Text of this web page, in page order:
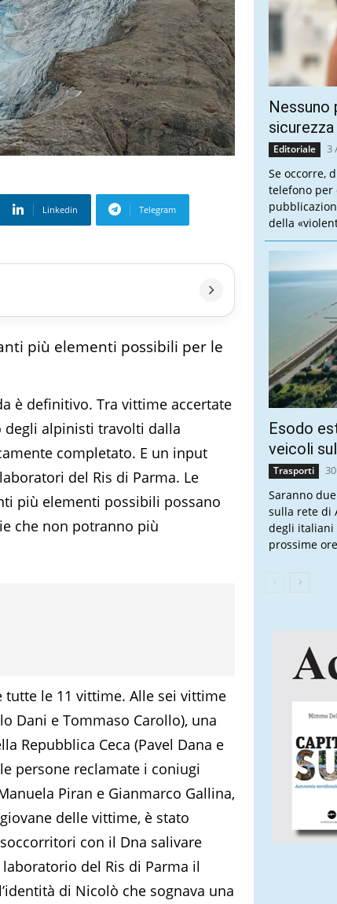
Linkedin Telegram
più elementi possibili per le
è definitivo. Tra vittime accertate
degli alpinisti travolti dalla
completato. E un input
del Ris di Parma. Le
più elementi possibili possano
che non potranno più
le 11 vittime. Alle sei vittime
Dani e Tommaso Carollo), una
Repubblica Ceca (Pavel Dana e
persone reclamate i coniugi
Piran e Gianmarco Gallina,
delle vittime, è stato
con il Dna salivare
del Ris di Parma il
di Nicolò che sognava una
Nessuno
Editoriale 3
Se occorre,
telefono per
della
Esodo
veicoli
Trasporti
Saranno
sulla rete di
degli italiani
prossime